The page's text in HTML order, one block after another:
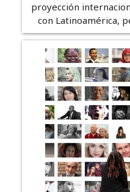
proyección
con Latinoamérica,